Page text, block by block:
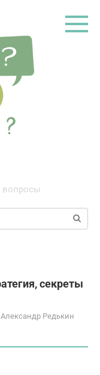
вопросы
секреты
Александр Редькин